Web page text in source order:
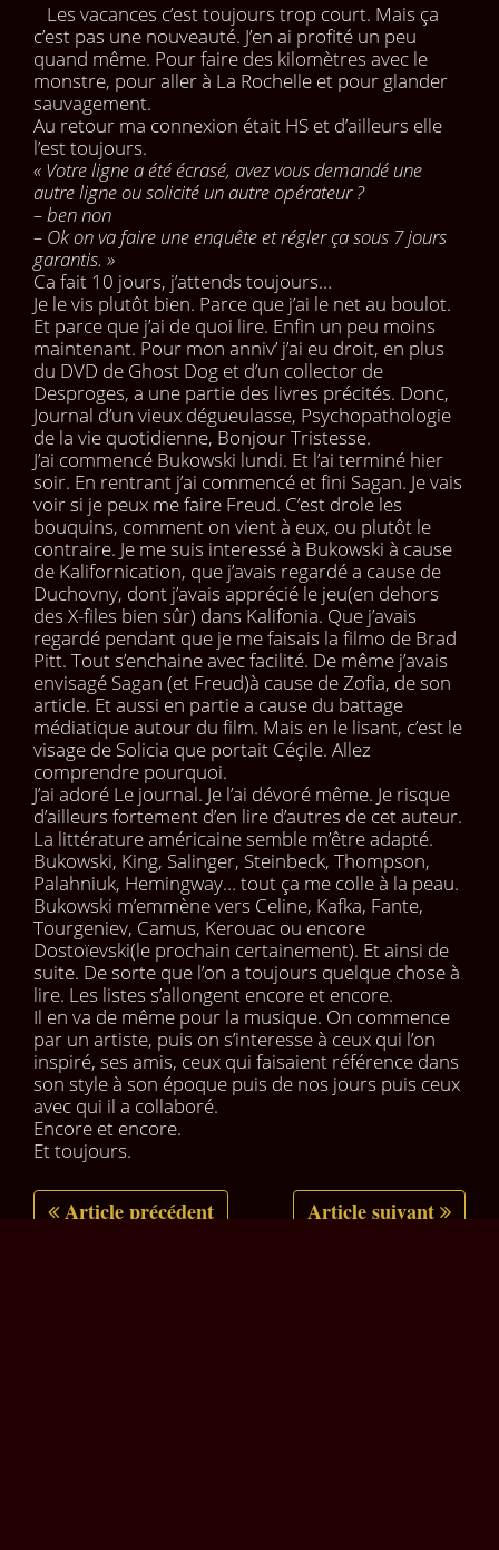
Les vacances c’est toujours trop court. Mais ça
c’est pas une nouveauté. J’en ai profité un peu
quand même. Pour faire des kilomètres avec le
monstre, pour aller à La Rochelle et pour glander
sauvagement.
Au retour ma connexion était HS et d’ailleurs elle
l’est toujours.
« Votre ligne a été écrasé, avez vous demandé une
autre ligne ou solicité un autre opérateur ?
– ben non
– Ok on va faire une enquête et régler ça sous 7 jours
garantis. »
Ca fait 10 jours, j’attends toujours…
Je le vis plutôt bien. Parce que j’ai le net au boulot.
Et parce que j’ai de quoi lire. Enfin un peu moins
maintenant. Pour mon anniv’ j’ai eu droit, en plus
du DVD de Ghost Dog et d’un collector de
Desproges, a une partie des livres précités. Donc,
Journal d’un vieux dégueulasse, Psychopathologie
de la vie quotidienne, Bonjour Tristesse.
J’ai commencé Bukowski lundi. Et l’ai terminé hier
soir. En rentrant j’ai commencé et fini Sagan. Je vais
voir si je peux me faire Freud. C’est drole les
bouquins, comment on vient à eux, ou plutôt le
contraire. Je me suis interessé à Bukowski à cause
de Kalifornication, que j’avais regardé a cause de
Duchovny, dont j’avais apprécié le jeu(en dehors
des X-files bien sûr) dans Kalifonia. Que j’avais
regardé pendant que je me faisais la filmo de Brad
Pitt. Tout s’enchaine avec facilité. De même j’avais
envisagé Sagan (et Freud)à cause de Zofia, de son
article. Et aussi en partie a cause du battage
médiatique autour du film. Mais en le lisant, c’est le
visage de Solicia que portait Céçile. Allez
comprendre pourquoi.
J’ai adoré Le journal. Je l’ai dévoré même. Je risque
d’ailleurs fortement d’en lire d’autres de cet auteur.
La littérature américaine semble m’être adapté.
Bukowski, King, Salinger, Steinbeck, Thompson,
Palahniuk, Hemingway… tout ça me colle à la peau.
Bukowski m’emmène vers Celine, Kafka, Fante,
Tourgeniev, Camus, Kerouac ou encore
Dostoïevski(le prochain certainement). Et ainsi de
suite. De sorte que l’on a toujours quelque chose à
lire. Les listes s’allongent encore et encore.
Il en va de même pour la musique. On commence
par un artiste, puis on s’interesse à ceux qui l’on
inspiré, ses amis, ceux qui faisaient référence dans
son style à son époque puis de nos jours puis ceux
avec qui il a collaboré.
Encore et encore.
Et toujours.
Article précédent Article suivant